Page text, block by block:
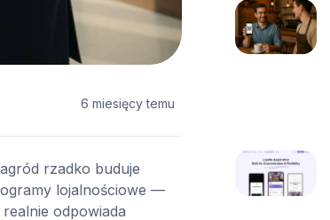
6 miesięcy temu
rzadko buduje
lojalnościowe —
odpowiada